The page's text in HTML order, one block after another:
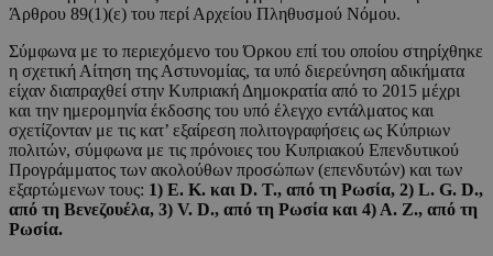
Άρθρου 89(1)(ε) του περί Αρχείου Πληθυσμού Νόμου.
Σύμφωνα με το περιεχόμενο του Όρκου επί του οποίου στηρίχθηκε
η σχετική Αίτηση της Αστυνομίας, τα υπό διερεύνηση αδικήματα
είχαν διαπραχθεί στην Κυπριακή Δημοκρατία από το 2015 μέχρι
και την ημερομηνία έκδοσης του υπό έλεγχο εντάλματος και
σχετίζονταν με τις κατ’ εξαίρεση πολιτογραφήσεις ως Κύπριων
πολιτών, σύμφωνα με τις πρόνοιες του Κυπριακού Επενδυτικού
Προγράμματος των ακολούθων προσώπων (επενδυτών) και των
εξαρτώμενων τους: 1) Ε. Κ. και D. Τ., από τη Ρωσία, 2) L. G. D.,
από τη Βενεζουέλα, 3) V. D., από τη Ρωσία και 4) Α. Ζ., από τη
Ρωσία.